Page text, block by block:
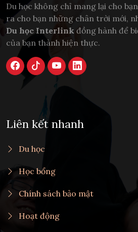
Du học không chỉ mang lại cho
ra cho bạn những chân trời mới,
Du học Interlink đồng hành để
của bạn thành hiện thực.
Liên kết nhanh
Du học
Học bổng
Chính sách bảo mật
Hoạt động